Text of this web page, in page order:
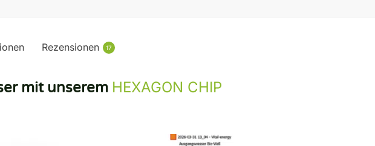
Rezensionen 17
mit unserem HEXAGON CHIP